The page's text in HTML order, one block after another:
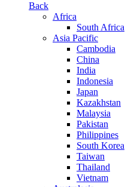
Back
Africa
South Africa
Asia Pacific
Cambodia
China
India
Indonesia
Japan
Kazakhstan
Malaysia
Pakistan
Philippines
South Korea
Taiwan
Thailand
Vietnam